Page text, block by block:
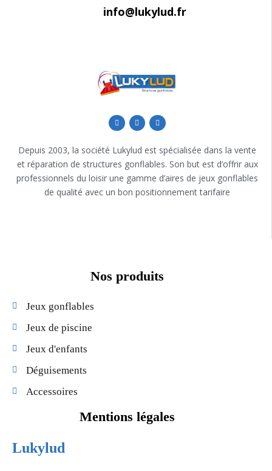
info@lukylud.fr
Depuis 2003, la société Lukylud est spécialisée dans la vente
et réparation de structures gonflables. Son but est d’offrir aux
professionnels du loisir une gamme d’aires de jeux gonflables
de qualité avec un bon positionnement tarifaire
Nos produits
Jeux gonflables
Jeux de piscine
Jeux d'enfants
Déguisements
Accessoires
Mentions légales
Lukylud